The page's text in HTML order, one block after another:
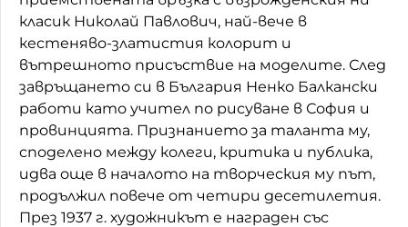
класик Николай Павлович, най-вече в
кестеняво-златистия колорит и
вътрешното присъствие на моделите. След
завръщането си в България Ненко Балкански
работи като учител по рисуване в София и
провинцията. Признанието за таланта му,
споделено между колеги, критика и публика,
идва още в началото на творческия му път,
продължил повече от четири десетилетия.
През 1937 г. художникът е награден със